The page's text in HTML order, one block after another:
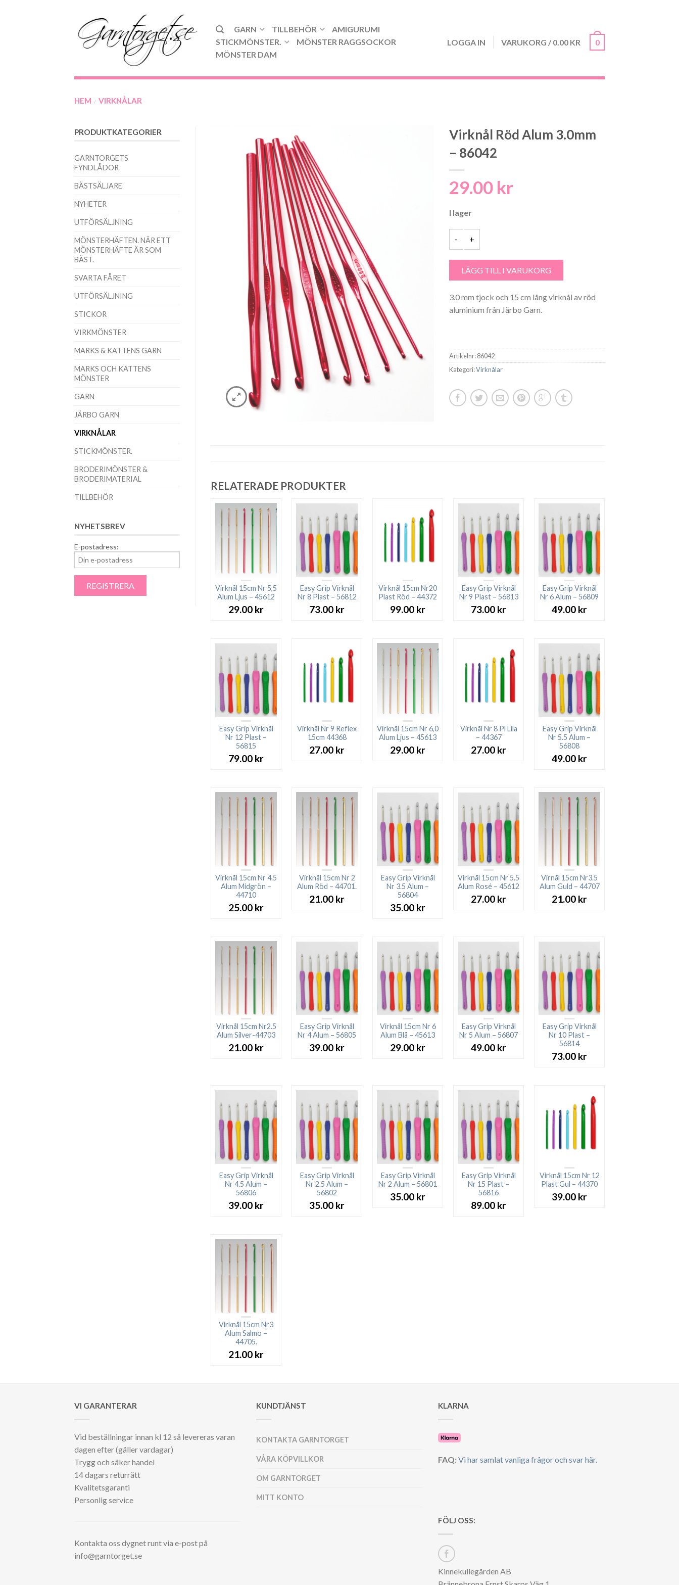
GARN TILLBEHÖR
AMIGURUMI
STICKMÖNSTER.
MÖNSTER RAGGSOCKOR
MÖNSTER DAM
LOGGA IN VARUKORG / 0.00 KR 0
HEM / VIRKNÅLAR
PRODUKTKATEGORIER
GARNTORGETS
FYNDLÅDOR
BÄSTSÄLJARE
NYHETER
UTFÖRSÄLJNING
MÖNSTERHÄFTEN. NÄR ETT
MÖNSTERHÄFTE ÄR SOM
BÄST.
SVARTA FÅRET
UTFÖRSÄLJNING
STICKOR
VIRKMÖNSTER
MARKS & KATTENS GARN
MARKS OCH KATTENS
MÖNSTER
GARN
JÄRBO GARN
VIRKNÅLAR
STICKMÖNSTER.
BRODERIMÖNSTER &
BRODERIMATERIAL
TILLBEHÖR
NYHETSBREV
E-postadress:
Virknål Röd Alum 3.0mm
– 86042
29.00 kr
I lager
Virknål Röd Alum 3.0mm - 86042 mängd
LÄGG TILL I VARUKORG
3.0 mm tjock och 15 cm lång virknål av röd
aluminium från Järbo Garn.
Artikelnr:86042
Kategori:Virknålar
RELATERADE PRODUKTER
Virknål 15cm Nr 5,5
Alum Ljus – 45612
29.00 kr
Easy Grip Virknål
Nr 8 Plast – 56812
73.00 kr
Virknål 15cm Nr20
Plast Röd – 44372
99.00 kr
Easy Grip Virknål
Nr 9 Plast – 56813
73.00 kr
Easy Grip Virknål
Nr 6 Alum – 56809
49.00 kr
Easy Grip Virknål
Nr 12 Plast –
56815
79.00 kr
Virknål Nr 9 Reflex
15cm 44368
27.00 kr
Virknål 15cm Nr 6,0
Alum Ljus – 45613
29.00 kr
Virknål Nr 8 Pl Lila
– 44367
27.00 kr
Easy Grip Virknål
Nr 5.5 Alum –
56808
49.00 kr
Virknål 15cm Nr 4.5
Alum Midgrön –
44710
25.00 kr
Virknål 15cm Nr 2
Alum Röd – 44701.
21.00 kr
Easy Grip Virknål
Nr 3.5 Alum –
56804
35.00 kr
Virknål 15cm Nr 5.5
Alum Rosé – 45612
27.00 kr
Virnål 15cm Nr3.5
Alum Guld – 44707
21.00 kr
Virknål 15cm Nr2.5
Alum Silver-44703
21.00 kr
Easy Grip Virknål
Nr 4 Alum – 56805
39.00 kr
Virknål 15cm Nr 6
Alum Blå – 45613
29.00 kr
Easy Grip Virknål
Nr 5 Alum – 56807
49.00 kr
Easy Grip Virknål
Nr 10 Plast –
56814
73.00 kr
Easy Grip Virknål
Nr 4.5 Alum –
56806
39.00 kr
Easy Grip Virknål
Nr 2.5 Alum –
56802
35.00 kr
Easy Grip Virknål
Nr 2 Alum – 56801
35.00 kr
Easy Grip Virknål
Nr 15 Plast –
56816
89.00 kr
Virknål 15cm Nr 12
Plast Gul – 44370
39.00 kr
Virknål 15cm Nr3
Alum Salmo –
44705.
21.00 kr
VI GARANTERAR
Vid beställningar innan kl 12 så levereras varan
dagen efter (gäller vardagar)
Trygg och säker handel
14 dagars returrätt
Kvalitetsgaranti
Personlig service
Kontakta oss dygnet runt via e-post på
info@garntorget.se
KUNDTJÄNST
KONTAKTA GARNTORGET
VÅRA KÖPVILLKOR
OM GARNTORGET
MITT KONTO
KLARNA
FAQ:Vi har samlat vanliga frågor och svar här.
FÖLJ OSS:
Kinnekullegården AB